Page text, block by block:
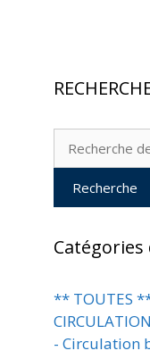
Recherche
Recherche
** TOUTES
- Circulation